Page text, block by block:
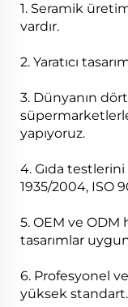
1. Seramik
vardır.
2. Yaratıcı
3. Dünyanın
yapıyoruz.
4. Gıda
1935/2004, ISO
5. OEM ve
tasarımlar
6. Profesyonel
yüksek standart.